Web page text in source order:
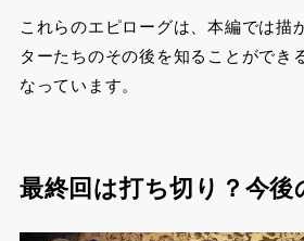
これらのエピローグは、本編では描
ターたちのその後を知ることができ
なっています。
最終回は打ち切り？今後